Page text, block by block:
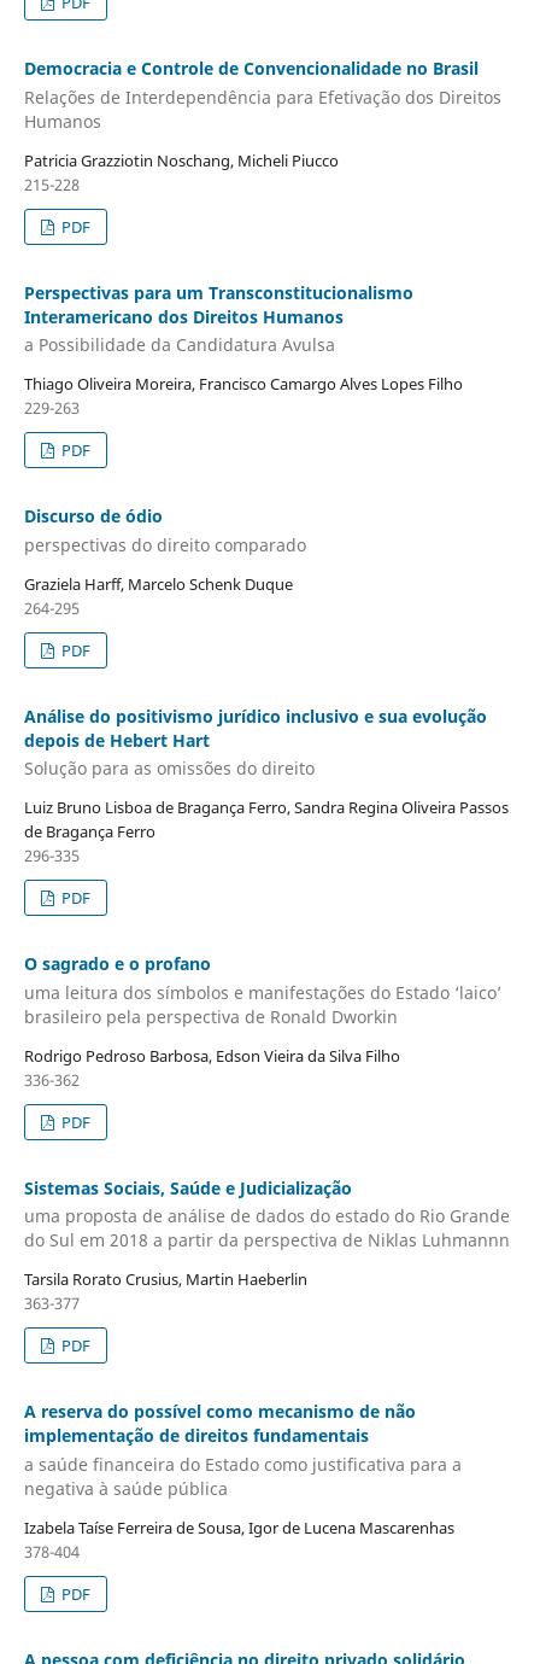
Democracia e Controle de Convencionalidade no Brasil
Relações de Interdependência para Efetivação dos Direitos
Humanos
Patricia Grazziotin Noschang, Micheli Piucco
215-228
PDF
Perspectivas para um Transconstitucionalismo
Interamericano dos Direitos Humanos
a Possibilidade da Candidatura Avulsa
Thiago Oliveira Moreira, Francisco Camargo Alves Lopes Filho
229-263
PDF
Discurso de ódio
perspectivas do direito comparado
Graziela Harff, Marcelo Schenk Duque
264-295
PDF
Análise do positivismo jurídico inclusivo e sua evolução
depois de Hebert Hart
Solução para as omissões do direito
Luiz Bruno Lisboa de Bragança Ferro, Sandra Regina Oliveira Passos
de Bragança Ferro
296-335
PDF
O sagrado e o profano
uma leitura dos símbolos e manifestações do Estado ‘laico’
brasileiro pela perspectiva de Ronald Dworkin
Rodrigo Pedroso Barbosa, Edson Vieira da Silva Filho
336-362
PDF
Sistemas Sociais, Saúde e Judicialização
uma proposta de análise de dados do estado do Rio Grande
do Sul em 2018 a partir da perspectiva de Niklas Luhmannn
Tarsila Rorato Crusius, Martin Haeberlin
363-377
PDF
A reserva do possível como mecanismo de não
implementação de direitos fundamentais
a saúde financeira do Estado como justificativa para a
negativa à saúde pública
Izabela Taíse Ferreira de Sousa, Igor de Lucena Mascarenhas
378-404
PDF
A pessoa com deficiência no direito privado solidário